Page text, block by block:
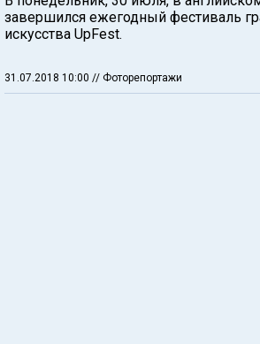
завершился ежегодный фестиваль
искусства UpFest.
31.07.2018 10:00 // Фоторепортажи